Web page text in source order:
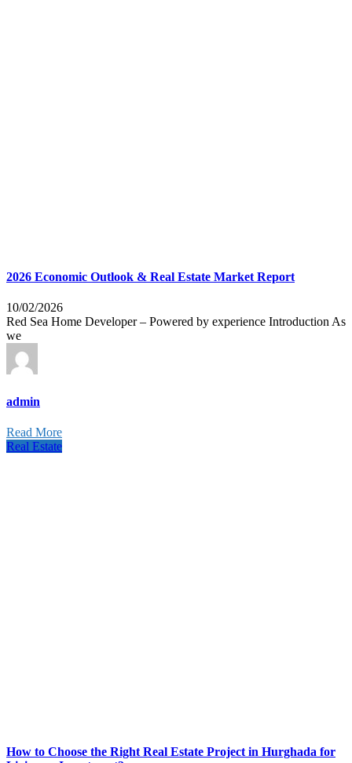
2026 Economic Outlook & Real Estate Market Report
10/02/2026
Red Sea Home Developer – Powered by experience Introduction As
we
admin
Read More
Real Estate
How to Choose the Right Real Estate Project in Hurghada for